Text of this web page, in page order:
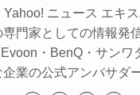
Yahoo! ニュース エキ
門家としての情報発
・BenQ・サンワ
業の公式アンバサダ